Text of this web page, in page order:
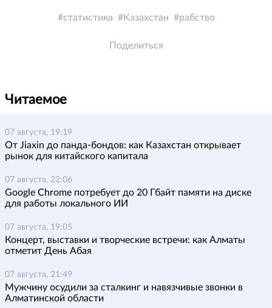
статистика Казахстан рабство
Поделиться
Читаемое
07 августа, 19:19
От Jiaxin до панда-бондов: как Казахстан открывает
рынок для китайского капитала
07 августа, 22:06
Google Chrome потребует до 20 Гбайт памяти на диске
для работы локального ИИ
07 августа, 19:05
Концерт, выставки и творческие встречи: как Алматы
отметит День Абая
07 августа, 21:49
Мужчину осудили за сталкинг и навязчивые звонки в
Алматинской области